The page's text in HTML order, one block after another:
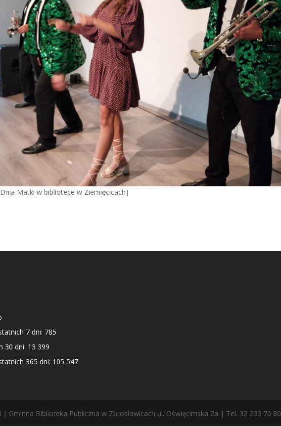
Matki w bibliotece w Ziemięcicach]
7 dni: 785
30 dni: 13 399
365 dni: 105 547
| Gminna Biblioteka Publiczna w Zbrosławicach ul. Oświęcimska 2a | Tel. 32 233 70 80